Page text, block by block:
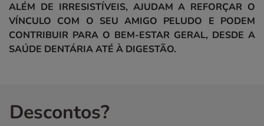
ALÉM DE IRRESISTÍVEIS, AJUDAM A REFORÇAR O
VÍNCULO COM O SEU AMIGO PELUDO E PODEM
CONTRIBUIR PARA O BEM-ESTAR GERAL, DESDE A
SAÚDE DENTÁRIA ATÉ À DIGESTÃO.
Descontos?